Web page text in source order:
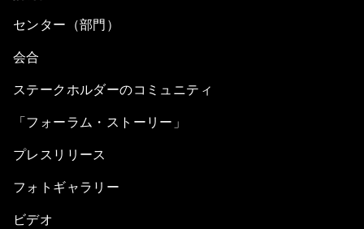
センター（部門）
会合
ステークホルダーのコミュニティ
「フォーラム・ストーリー」
プレスリリース
フォトギャラリー
ビデオ